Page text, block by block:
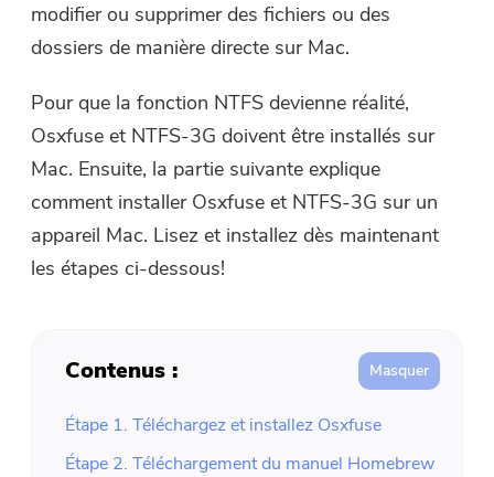
modifier ou supprimer des fichiers ou des
dossiers de manière directe sur Mac.
Pour que la fonction NTFS devienne réalité,
Osxfuse et NTFS-3G doivent être installés sur
Mac. Ensuite, la partie suivante explique
comment installer Osxfuse et NTFS-3G sur un
appareil Mac. Lisez et installez dès maintenant
les étapes ci-dessous!
Contenus :
Étape 1. Téléchargez et installez Osxfuse
Étape 2. Téléchargement du manuel Homebrew